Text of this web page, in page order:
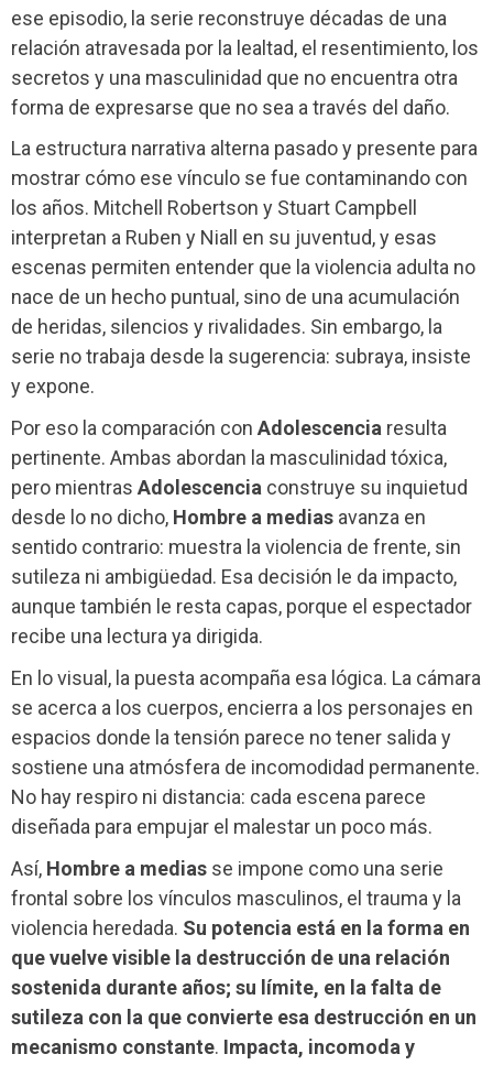
ese episodio, la serie reconstruye décadas de una
relación atravesada por la lealtad, el resentimiento, los
secretos y una masculinidad que no encuentra otra
forma de expresarse que no sea a través del daño.
La estructura narrativa alterna pasado y presente para
mostrar cómo ese vínculo se fue contaminando con
los años. Mitchell Robertson y Stuart Campbell
interpretan a Ruben y Niall en su juventud, y esas
escenas permiten entender que la violencia adulta no
nace de un hecho puntual, sino de una acumulación
de heridas, silencios y rivalidades. Sin embargo, la
serie no trabaja desde la sugerencia: subraya, insiste
y expone.
Por eso la comparación con Adolescencia resulta
pertinente. Ambas abordan la masculinidad tóxica,
pero mientras Adolescencia construye su inquietud
desde lo no dicho, Hombre a medias avanza en
sentido contrario: muestra la violencia de frente, sin
sutileza ni ambigüedad. Esa decisión le da impacto,
aunque también le resta capas, porque el espectador
recibe una lectura ya dirigida.
En lo visual, la puesta acompaña esa lógica. La cámara
se acerca a los cuerpos, encierra a los personajes en
espacios donde la tensión parece no tener salida y
sostiene una atmósfera de incomodidad permanente.
No hay respiro ni distancia: cada escena parece
diseñada para empujar el malestar un poco más.
Así, Hombre a medias se impone como una serie
frontal sobre los vínculos masculinos, el trauma y la
violencia heredada. Su potencia está en la forma en
que vuelve visible la destrucción de una relación
sostenida durante años; su límite, en la falta de
sutileza con la que convierte esa destrucción en un
mecanismo constante. Impacta, incomoda y